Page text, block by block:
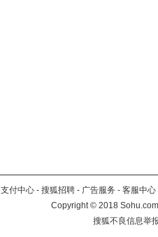
支付中心 - 搜狐招聘 - 广告服务 - 客服中心
Copyright©2018
搜狐不良信息举